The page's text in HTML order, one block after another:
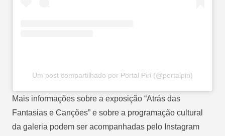
Um post compartilhado por Portal Piri (@portalpiri)
Mais informações sobre a exposição “Atrás das
Fantasias e Canções” e sobre a programação cultural
da galeria podem ser acompanhadas pelo Instagram